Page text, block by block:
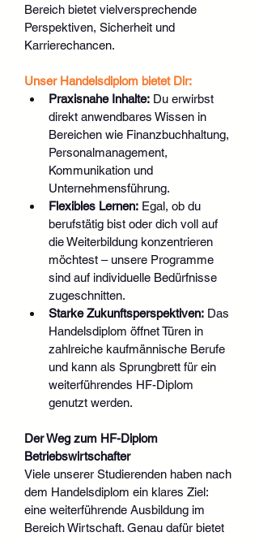
Bereich bietet vielversprechende
Perspektiven, Sicherheit und
Karrierechancen.
Unser Handelsdiplom bietet Dir:
Praxisnahe Inhalte: Du erwirbst
direkt anwendbares Wissen in
Bereichen wie Finanzbuchhaltung,
Personalmanagement,
Kommunikation und
Unternehmensführung.
Flexibles Lernen: Egal, ob du
berufstätig bist oder dich voll auf
die Weiterbildung konzentrieren
möchtest – unsere Programme
sind auf individuelle Bedürfnisse
zugeschnitten.
Starke Zukunftsperspektiven: Das
Handelsdiplom öffnet Türen in
zahlreiche kaufmännische Berufe
und kann als Sprungbrett für ein
weiterführendes HF-Diplom
genutzt werden.
Der Weg zum HF-Diplom
Betriebswirtschafter
Viele unserer Studierenden haben nach
dem Handelsdiplom ein klares Ziel:
eine weiterführende Ausbildung im
Bereich Wirtschaft. Genau dafür bietet